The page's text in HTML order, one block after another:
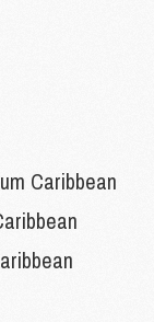
Caribbean